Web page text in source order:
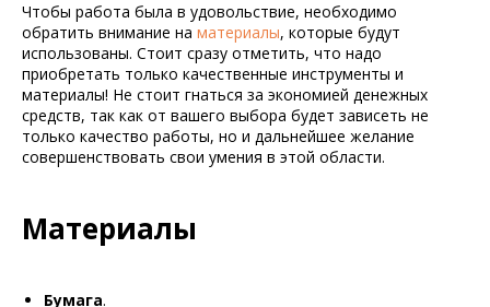
Чтобы работа была в удовольствие, необходимо
обратить внимание на материалы, которые будут
использованы. Стоит сразу отметить, что надо
приобретать только качественные инструменты и
материалы! Не стоит гнаться за экономией денежных
средств, так как от вашего выбора будет зависеть не
только качество работы, но и дальнейшее желание
совершенствовать свои умения в этой области.
Материалы
Бумага.